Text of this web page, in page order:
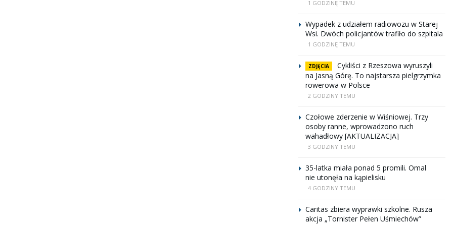
1 GODZINĘ TEMU
Wypadek z udziałem radiowozu w Starej
Wsi. Dwóch policjantów trafiło do szpitala
1 GODZINĘ TEMU
ZDJĘCIA
Cykliści z Rzeszowa wyruszyli
na Jasną Górę. To najstarsza pielgrzymka
rowerowa w Polsce
2 GODZINY TEMU
Czołowe zderzenie w Wiśniowej. Trzy
osoby ranne, wprowadzono ruch
wahadłowy [AKTUALIZACJA]
3 GODZINY TEMU
35-latka miała ponad 5 promili. Omal
nie utonęła na kąpielisku
4 GODZINY TEMU
Caritas zbiera wyprawki szkolne. Rusza
akcja „Tornister Pełen Uśmiechów”